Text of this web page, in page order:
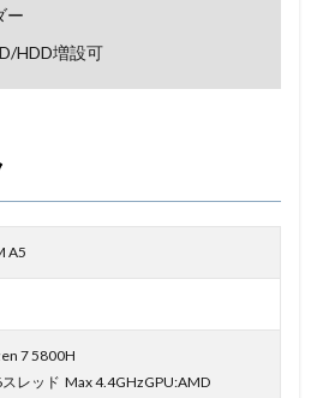
ー
HDD増設可
A5
7 5800H
レッド Max 4.4GHzGPU:AMD